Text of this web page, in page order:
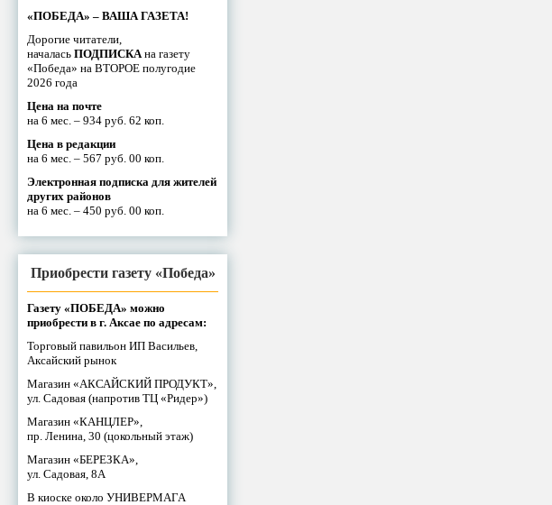
«ПОБЕДА» – ВАША ГАЗЕТА!
Дорогие читатели,
началась ПОДПИСКА на газету
«Победа» на ВТОРОЕ полугодие
2026 года
Цена на почте
на 6 мес. – 934 руб. 62 коп.
Цена в редакции
на 6 мес. – 567 руб. 00 коп.
Электронная подписка для жителей
других районов
на 6 мес. – 450 руб. 00 коп.
Приобрести газету «Победа»
Газету «ПОБЕДА» можно
приобрести в г. Аксае по адресам:
Торговый павильон ИП Васильев,
Аксайский рынок
Магазин «АКСАЙСКИЙ ПРОДУКТ»,
ул. Садовая (напротив ТЦ «Ридер»)
Магазин «КАНЦЛЕР»,
пр. Ленина, 30 (цокольный этаж)
Магазин «БЕРЕЗКА»,
ул. Садовая, 8А
В киоске около УНИВЕРМАГА